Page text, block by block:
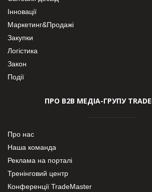
Інновації
Маркетинг&Продажі
Закупки
Логістика
Закон
Події
ПРО В2В МЕДІА-ГРУПУ
Про нас
Наша команда
Реклама на порталі
Тренінговий центр
Конференції TradeMaster